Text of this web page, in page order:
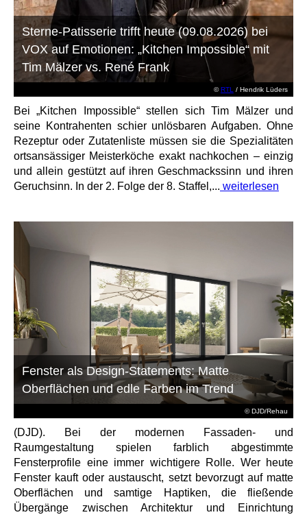
©RTL / Hendrik Lüders
Sterne-Patisserie trifft heute (09.08.2026) bei
VOX auf Emotionen: „Kitchen Impossible“ mit
Tim Mälzer vs. René Frank
Bei „Kitchen Impossible“ stellen sich Tim Mälzer und
seine Kontrahenten schier unlösbaren Aufgaben. Ohne
Rezeptur oder Zutatenliste müssen sie die Spezialitäten
ortsansässiger Meisterköche exakt nachkochen – einzig
und allein gestützt auf ihren Geschmackssinn und ihren
Geruchsinn. In der 2. Folge der 8. Staffel,... weiterlesen
© DJD/Rehau
Fenster als Design-Statements: Matte
Oberflächen und edle Farben im Trend
(DJD). Bei der modernen Fassaden- und
Raumgestaltung spielen farblich abgestimmte
Fensterprofile eine immer wichtigere Rolle. Wer heute
Fenster kauft oder austauscht, setzt bevorzugt auf matte
Oberflächen und samtige Haptiken, die fließende
Übergänge zwischen Architektur und Einrichtung